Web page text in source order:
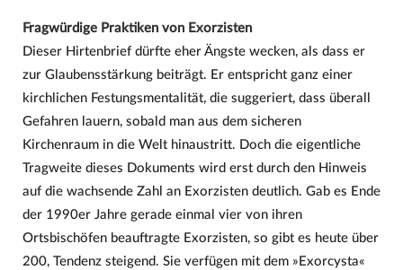
Fragwürdige Praktiken von Exorzisten
Dieser Hirtenbrief dürfte eher Ängste wecken, als dass er
zur Glaubensstärkung beiträgt. Er entspricht ganz einer
kirchlichen Festungsmentalität, die suggeriert, dass überall
Gefahren lauern, sobald man aus dem sicheren
Kirchenraum in die Welt hinaustritt. Doch die eigentliche
Tragweite dieses Dokuments wird erst durch den Hinweis
auf die wachsende Zahl an Exorzisten deutlich. Gab es Ende
der 1990er Jahre gerade einmal vier von ihren
Ortsbischöfen beauftragte Exorzisten, so gibt es heute über
200, Tendenz steigend. Sie verfügen mit dem »Exorcysta«